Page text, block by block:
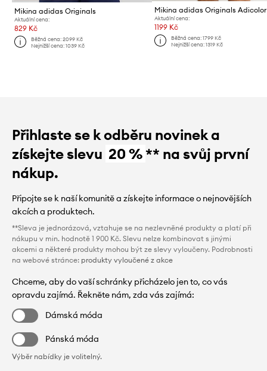
Mikina adidas Originals
Aktuální cena:
829 Kč
Běžná cena:2099 Kč
Nejnižší cena:1039 Kč
Mikina adidas Originals Adicolor
Aktuální cena:
1199 Kč
Běžná cena: 1799 Kč
Nejnižší cena: 1319 Kč
Přihlaste se k odběru novinek a
získejte slevu 20 %** na svůj první
nákup.
Připojte se k naší komunitě a získejte informace o nejnovějších
akcích a produktech.
**Sleva je jednorázová, vztahuje se na nezlevněné produkty a platí při
nákupu v min. hodnotě 1 900 Kč. Slevu nelze kombinovat s jinými
akcemi a některé produkty mohou být ze slevy vyloučeny. Podrobnosti
na webové stránce: produkty vyloučené z akce
Chceme, aby do vaší schránky přicházelo jen to, co vás
opravdu zajímá. Řekněte nám, zda vás zajímá:
Dámská móda
Pánská móda
Výběr nabídky je volitelný.